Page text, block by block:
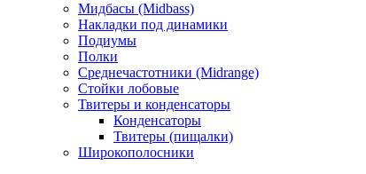
Мидбасы (Midbass)
Накладки под динамики
Подиумы
Полки
Среднечастотники (Midrange)
Стойки лобовые
Твитеры и конденсаторы
Конденсаторы
Твитеры (пищалки)
Широкополосники